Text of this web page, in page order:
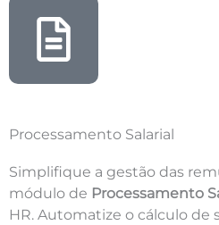
Processamento Salarial
Simplifique a gestão das
módulo de Processamento
HR. Automatize o cálculo de